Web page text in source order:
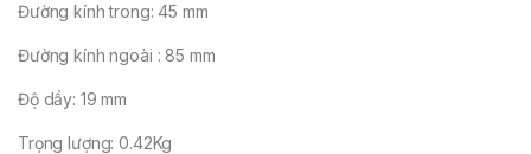
Đường kính trong: 45 mm
Đường kính ngoài : 85 mm
Độ dầy: 19 mm
Trọng lượng: 0.42Kg